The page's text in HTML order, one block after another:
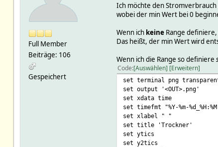
Full Member
Beiträge: 106
Gespeichert
Ich möchte den Stromverbrauch
wobei der min Wert bei 0
Wenn ich keineRange definiere,
Das heißt, der min Wert wird
Wenn ich die Range so definiere
Code Auswählen Erweitern
set terminal png
set output '<OUT>.png'
set xdata time
set timefmt "%Y-%m-
set xlabel " "
set title 'Trockner'
set ytics
set y2tics